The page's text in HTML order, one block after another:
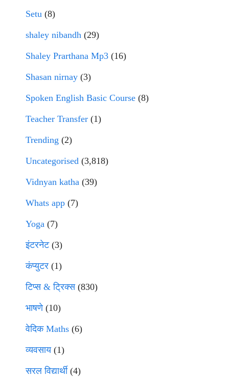
Setu (8)
shaley nibandh (29)
Shaley Prarthana Mp3 (16)
Shasan nirnay (3)
Spoken English Basic Course (8)
Teacher Transfer (1)
Trending (2)
Uncategorised (3,818)
Vidnyan katha (39)
Whats app (7)
Yoga (7)
इंटरनेट(3)
कंप्युटर (1)
टिप्स & ट्रिक्स(830)
भाषणे(10)
वेदिक Maths (6)
व्यवसाय(1)
सरल विद्यार्थी(4)